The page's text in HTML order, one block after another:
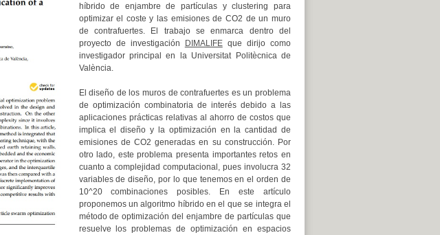
híbrido de enjambre de partículas y clustering para
optimizar el coste y las emisiones de CO2 de un muro
de contrafuertes. El trabajo se enmarca dentro del
proyecto de investigación DIMALIFEque dirijo como
investigador principal en la Universitat Politècnica de
València.
El diseño de los muros de contrafuertes es un problema
de optimización combinatoria de interés debido a las
aplicaciones prácticas relativas al ahorro de costos que
implica el diseño y la optimización en la cantidad de
emisiones de CO2 generadas en su construcción. Por
otro lado, este problema presenta importantes retos en
cuanto a complejidad computacional, pues involucra 32
variables de diseño, por lo que tenemos en el orden de
10^20 combinaciones posibles. En este artículo
proponemos un algoritmo híbrido en el que se integra el
método de optimización del enjambre de partículas que
resuelve los problemas de optimización en espacios